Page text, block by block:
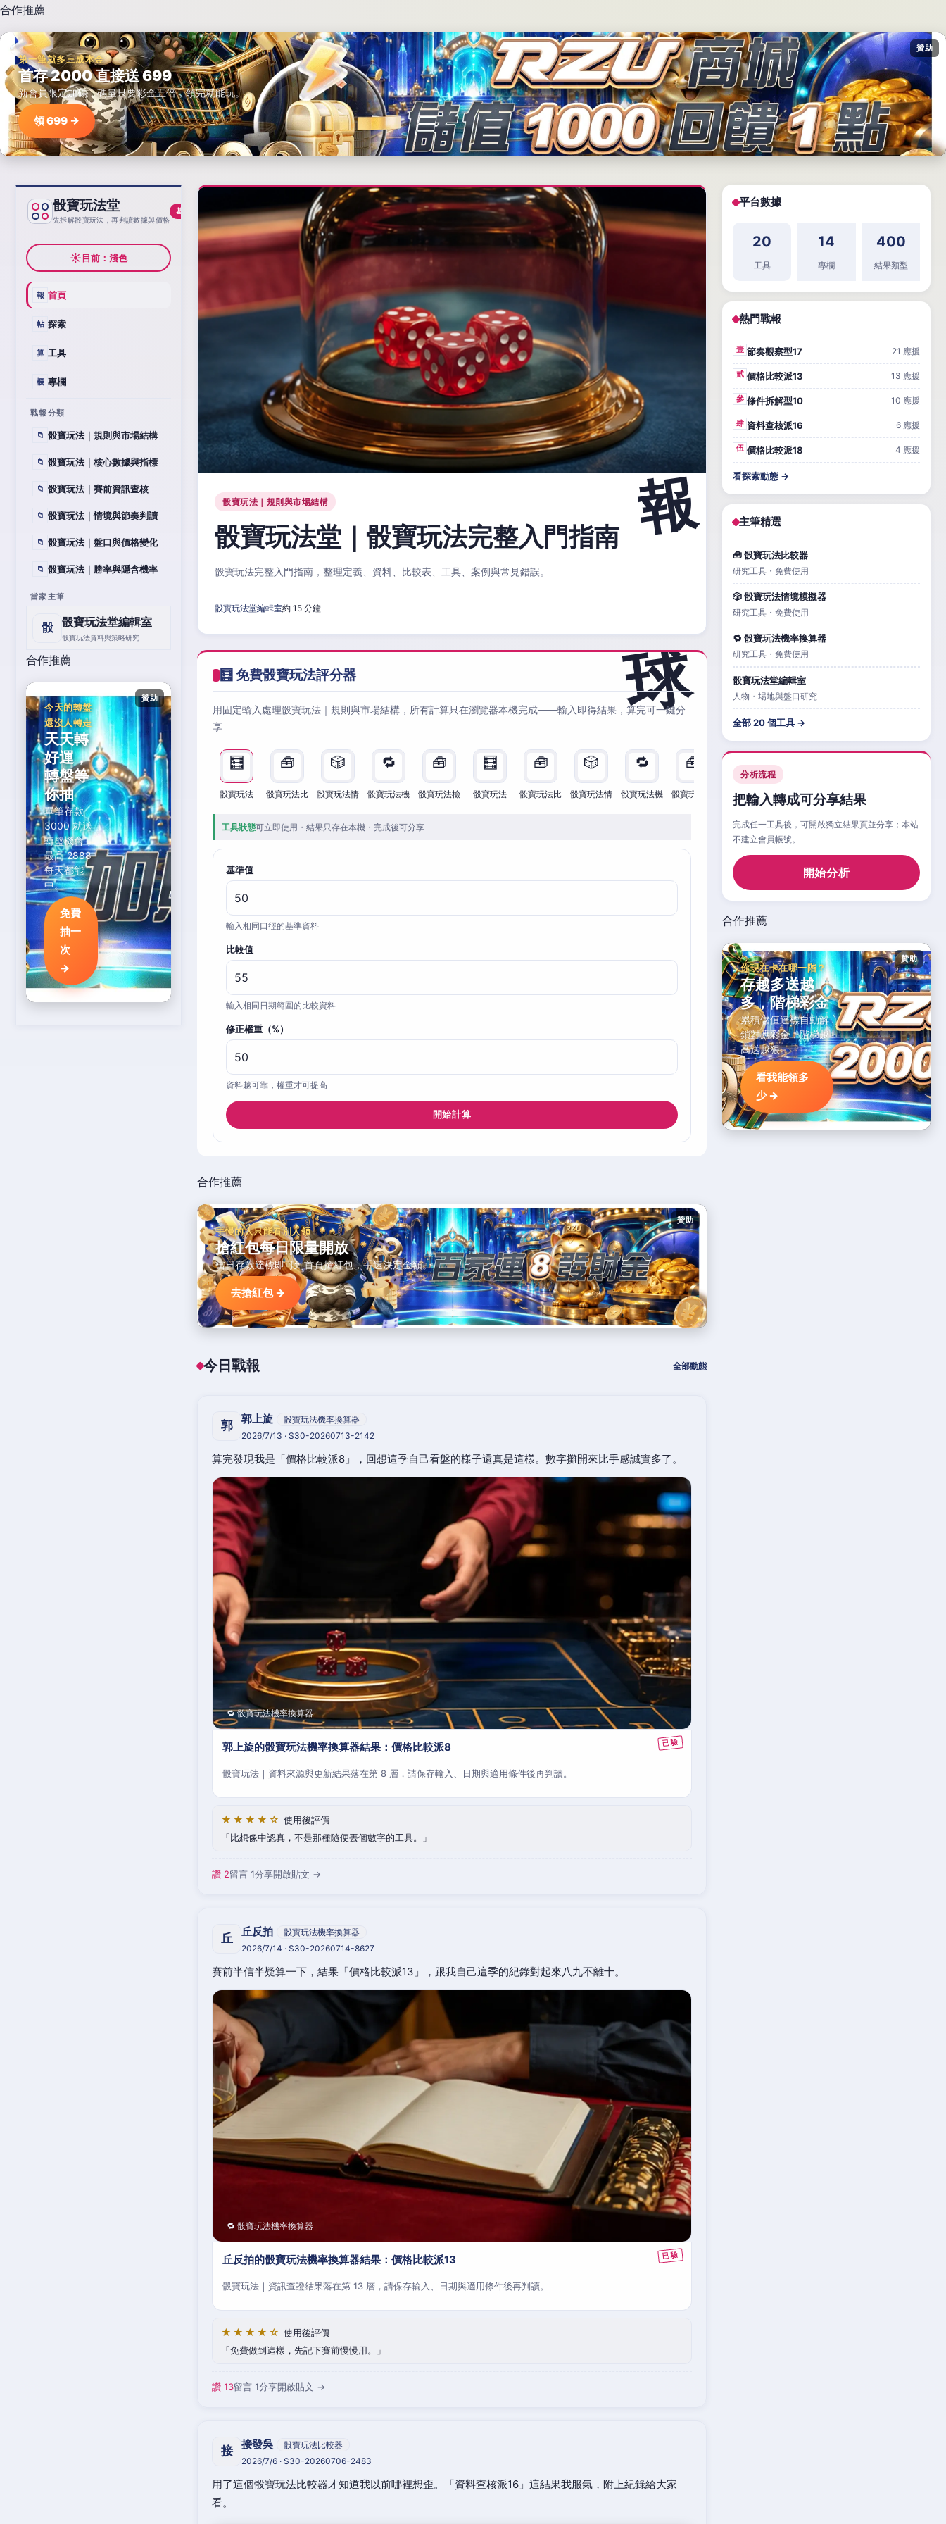
合作推薦
贊助
第一筆就多三成本金
首存 2000 直接送 699
新會員限定加碼，碼量只要彩金五倍，領完就能玩。
領 699 →
骰寶玩法堂
先拆解骰寶玩法，再判讀數據與價格
基線
☀目前：淺色
報 首頁
帖 探索
算 工具
欄 專欄
戰報分類
📁 骰寶玩法｜規則與市場結構
📁 骰寶玩法｜核心數據與指標
📁 骰寶玩法｜賽前資訊查核
📁 骰寶玩法｜情境與節奏判讀
📁 骰寶玩法｜盤口與價格變化
📁 骰寶玩法｜勝率與隱含機率
當家主筆
骰 骰寶玩法堂編輯室
骰寶玩法資料與策略研究
合作推薦
贊助
今天的轉盤
還沒人轉走
天天轉
好運，
轉盤等
你抽
單筆存款
3000 就送
轉盤機會，
最高 2888
每天都能
中。
免費
抽一
次
→
骰寶玩法｜規則與市場結構
骰寶玩法堂｜骰寶玩法完整入門指南
骰寶玩法完整入門指南，整理定義、資料、比較表、工具、案例與常見錯誤。
骰寶玩法堂編輯室約 15 分鐘
🧮 免費骰寶玩法評分器
用固定輸入處理骰寶玩法｜規則與市場結構，所有計算只在瀏覽器本機完成——輸入即得結果，算完可一鍵分
享
🧮
骰寶玩法
🧰
骰寶玩法比
🎲
骰寶玩法情
🔁
骰寶玩法機
🧰
骰寶玩法檢
🧮
骰寶玩法
🧰
骰寶玩法比
🎲
骰寶玩法情
🔁
骰寶玩法機
🧰
骰寶玩法檢
🧮
骰寶玩法 骰寶玩法比 骰寶玩法情
工具狀態可立即使用・結果只存在本機・完成後可分享
基準值
輸入相同口徑的基準資料
比較值
輸入相同日期範圍的比較資料
修正權重（%）
資料越可靠，權重才可提高
開始計算
合作推薦
贊助
手慢的人只能看別人領
搶紅包每日限量開放
當日存款達標即可到首頁搶紅包，手速決定金額。
去搶紅包 →
今日戰報 全部動態
郭 郭上旋
骰寶玩法機率換算器
2026/7/13 · S30-20260713-2142
算完發現我是「價格比較派8」，回想這季自己看盤的樣子還真是這樣。數字攤開來比手感誠實多了。
🔁 骰寶玩法機率換算器
郭上旋的骰寶玩法機率換算器結果：價格比較派8
骰寶玩法｜資料來源與更新結果落在第 8 層，請保存輸入、日期與適用條件後再判讀。
★★★★☆ 使用後評價
比想像中認真，不是那種隨便丟個數字的工具。
讚 2留言 1分享開啟貼文 →
丘 丘反拍
骰寶玩法機率換算器
2026/7/14 · S30-20260714-8627
賽前半信半疑算一下，結果「價格比較派13」，跟我自己這季的紀錄對起來八九不離十。
🔁 骰寶玩法機率換算器
丘反拍的骰寶玩法機率換算器結果：價格比較派13
骰寶玩法｜資訊查證結果落在第 13 層，請保存輸入、日期與適用條件後再判讀。
★★★★☆ 使用後評價
免費做到這樣，先記下賽前慢慢用。
讚 13留言 1分享開啟貼文 →
接 接發吳
骰寶玩法比較器
2026/7/6 · S30-20260706-2483
用了這個骰寶玩法比較器才知道我以前哪裡想歪。「資料查核派16」這結果我服氣，附上紀錄給大家
看。
平台數據
20
工具
14
專欄
400
結果類型
熱門戰報
壹 節奏觀察型17 21 應援
貳 價格比較派13 13 應援
參 條件拆解型10 10 應援
肆 資料查核派16 6 應援
伍 價格比較派18 4 應援
看探索動態 →
主筆精選
🧰 骰寶玩法比較器
研究工具・免費使用
🎲 骰寶玩法情境模擬器
研究工具・免費使用
🔁 骰寶玩法機率換算器
研究工具・免費使用
骰寶玩法堂編輯室
人物・場地與盤口研究
全部 20 個工具 →
分析流程
把輸入轉成可分享結果
完成任一工具後，可開啟獨立結果頁並分享；本站
不建立會員帳號。
開始分析
合作推薦
贊助
你現在卡在哪一階？
存越多送越
多，階梯彩金
累積儲值達標自動解
鎖對應彩金，階梯越
高送越狠。
看我能領多
少 →